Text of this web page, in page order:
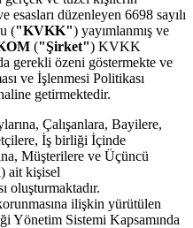
düzenleyen 6698 sayılı
("KVKK") yayımlanmış ve
("Şirket") KVKK
gerekli özeni göstermekte ve
ve İşlenmesi Politikası
getirmektedir.
Çalışanlara, Bayilere,
İş birliği İçinde
Müşterilere ve Üçüncü
ait kişisel
oluşturmaktadır.
ilişkin yürütülen
Yönetim Sistemi Kapsamında